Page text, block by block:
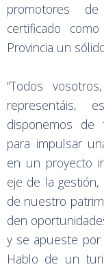
promotores
certificado
Provincia un
“Todos
disponemos de
para impulsar
en un proyecto
eje de la gestión,
de nuestro
den
y se apueste
Hablo de un